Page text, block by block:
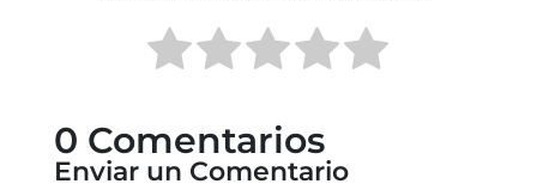
0 Comentarios
Enviar un Comentario